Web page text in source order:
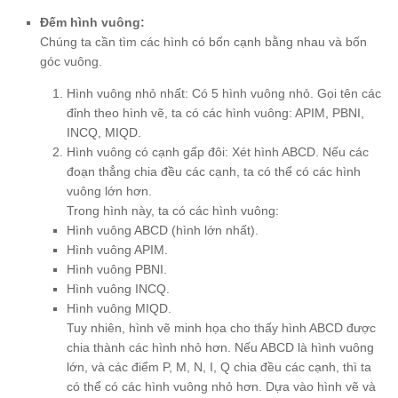
Đếm hình vuông:
Chúng ta cần tìm các hình có bốn cạnh bằng nhau và bốn
góc vuông.
Hình vuông nhỏ nhất: Có 5 hình vuông nhỏ. Gọi tên các
đỉnh theo hình vẽ, ta có các hình vuông: APIM, PBNI,
INCQ, MIQD.
Hình vuông có cạnh gấp đôi: Xét hình ABCD. Nếu các
đoạn thẳng chia đều các cạnh, ta có thể có các hình
vuông lớn hơn.
Trong hình này, ta có các hình vuông:
Hình vuông ABCD (hình lớn nhất).
Hình vuông APIM.
Hình vuông PBNI.
Hình vuông INCQ.
Hình vuông MIQD.
Tuy nhiên, hình vẽ minh họa cho thấy hình ABCD được
chia thành các hình nhỏ hơn. Nếu ABCD là hình vuông
lớn, và các điểm P, M, N, I, Q chia đều các cạnh, thì ta
có thể có các hình vuông nhỏ hơn. Dựa vào hình vẽ và